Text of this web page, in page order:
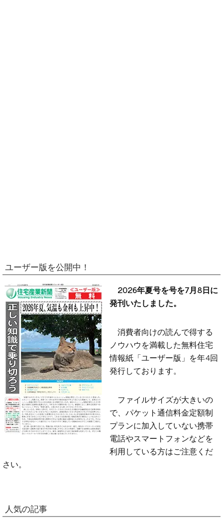
ユーザー版を公開中！
2026年夏号を号を7月8日に
発刊いたしました。
消費者向けの読んで得する
ノウハウを満載した無料住宅
情報紙「ユーザー版」を年4回
発行しております。
ファイルサイズが大きいの
で、パケット通信料金定額制
プランに加入していない携帯
電話やスマートフォンなどを
利用している方はご注意くだ
さい。
人気の記事